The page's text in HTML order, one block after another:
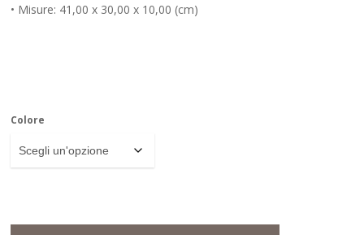
• Misure: 41,00 x 30,00 x 10,00 (cm)
Colore